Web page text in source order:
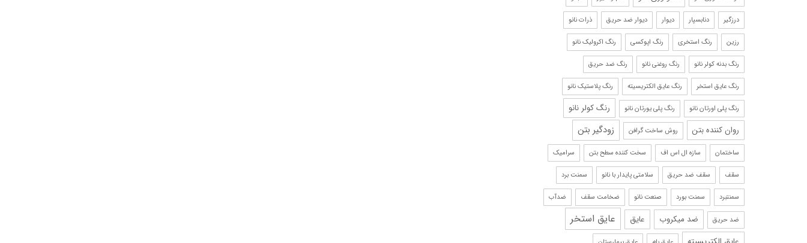
درزگیر دنابسپار دیوار دیوار ضد حریق ذرات نانو
رزین رنگ استخری رنگ اپوکسی رنگ اکرولیک نانو
رنگ بدنه کولر نانو رنگ روغنی نانو رنگ ضد حریق
رنگ عایق استخر رنگ عایق الکتریسیته رنگ پلاستیک نانو
رنگ پلی اورتان نانو رنگ پلی یورتان نانو
رنگ کولر نانو
روان کننده بتن
روش ساخت گرافن زودگیر بتن
ساختمان سازه ال اس اف سخت کننده سطح بتن سرامیک
سقف سقف ضد حریق سلامتی پایدار با نانو سمنت برد
سمنتبرد سمنت بورد صنعت نانو ضخامت سقف ضدآب
ضد حریق ضد میکروب عایق عایق استخر